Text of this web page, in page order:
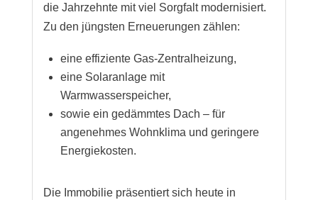
die Jahrzehnte mit viel Sorgfalt modernisiert.
Zu den jüngsten Erneuerungen zählen:
eine effiziente Gas-Zentralheizung,
eine Solaranlage mit
Warmwasserspeicher,
sowie ein gedämmtes Dach – für
angenehmes Wohnklima und geringere
Energiekosten.
Die Immobilie präsentiert sich heute in